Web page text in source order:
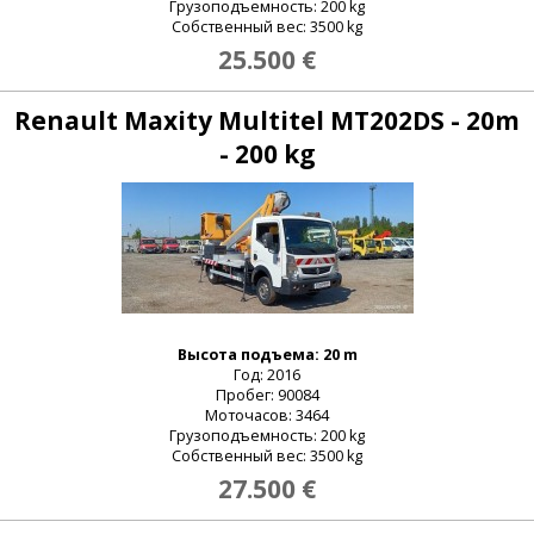
Грузоподъемность: 200 kg
Собственный вес: 3500 kg
25.500 €
Renault Maxity Multitel MT202DS - 20m
- 200 kg
Высота подъема: 20 m
Год: 2016
Пробег: 90084
Моточасов: 3464
Грузоподъемность: 200 kg
Собственный вес: 3500 kg
27.500 €